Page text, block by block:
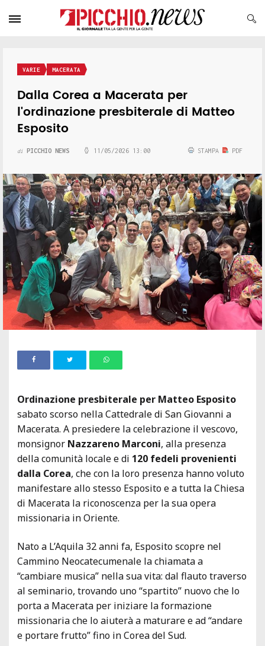
VARIE MACERATA
Dalla Corea a Macerata per
l'ordinazione presbiterale di Matteo
Esposito
di PICCHIO NEWS 11/05/2026 13:00 STAMPA PDF
Ordinazione presbiterale per Matteo Esposito
sabato scorso nella Cattedrale di San Giovanni a
Macerata. A presiedere la celebrazione il vescovo,
monsignor Nazzareno Marconi, alla presenza
della comunità locale e di 120 fedeli provenienti
dalla Corea, che con la loro presenza hanno voluto
manifestare allo stesso Esposito e a tutta la Chiesa
di Macerata la riconoscenza per la sua opera
missionaria in Oriente.
Nato a L’Aquila 32 anni fa, Esposito scopre nel
Cammino Neocatecumenale la chiamata a
“cambiare musica” nella sua vita: dal flauto traverso
al seminario, trovando uno “spartito” nuovo che lo
porta a Macerata per iniziare la formazione
missionaria che lo aiuterà a maturare e ad “andare
e portare frutto” fino in Corea del Sud.